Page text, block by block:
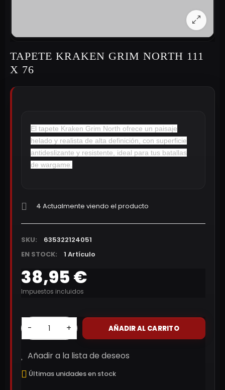
TAPETE KRAKEN GRIM NORTH 111
X 76
El tapete Kraken Grim North ofrece un paisaje
helado y realista de alta definición, con superficie
antideslizante y resistente, ideal para tus batallas
de wargame.
4 Actualmente viendo el producto
SKU:
635322124051
EN STOCK:
1 Artículo
38,95 €
Impuestos incluidos
- + AÑADIR AL CARRITO
Añadir a la lista de deseos
Últimas unidades en stock